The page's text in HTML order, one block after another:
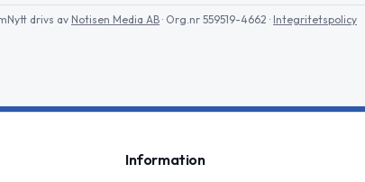
drivs av Notisen Media AB · Org.nr 559519-4662 · Integritetspolicy
Information